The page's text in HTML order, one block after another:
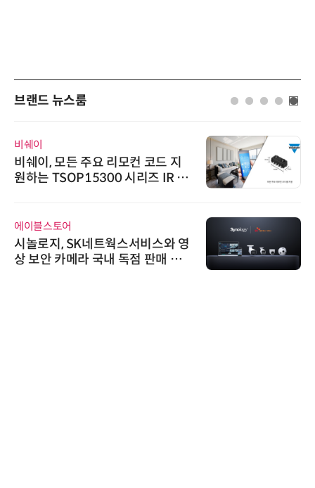
브랜드 뉴스룸
비쉐이
비쉐이, 모든 주요 리모컨 코드 지
원하는 TSOP15300 시리즈 IR 수
에이블스토어
시놀로지, SK네트웍스서비스와 영
상 보안 카메라 국내 독점 판매 파